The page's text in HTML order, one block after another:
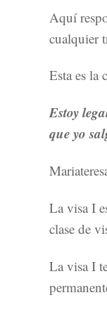
Aquí
cualquier
Esta es la
Estoy
que yo
La visa I
clase de
La visa I